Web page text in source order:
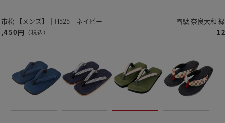
雪駄 奈良大和 緑茶染め 【レディース】｜R1162